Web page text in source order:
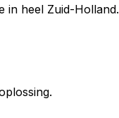
in heel Zuid-Holland.